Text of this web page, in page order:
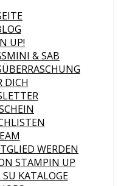
UP!
& SAB
DICH
WERDEN
STAMPIN UP
KATALOGE